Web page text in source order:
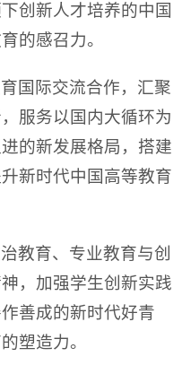
创新人才培养的中国
的感召力。
国际交流合作，汇聚
服务以国内大循环为
的新发展格局，搭建
新时代中国高等教育
教育、专业教育与创
，加强学生创新实践
善成的新时代好青
塑造力。